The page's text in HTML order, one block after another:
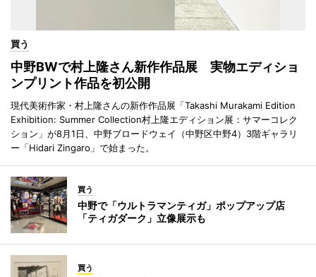
買う
中野BWで村上隆さん新作作品展 実物エディショ
ンプリント作品を初公開
現代美術作家・村上隆さんの新作作品展「Takashi Murakami Edition
Exhibition: Summer Collection村上隆エディション展：サマーコレク
ション」が8月1日、中野ブロードウェイ（中野区中野4）3階ギャラリ
ー「Hidari Zingaro」で始まった。
買う
中野で「ウルトラマンティガ」ポップアップ店
「ティガダーク」立像展示も
買う